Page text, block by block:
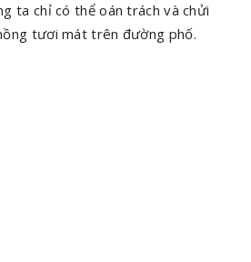
ta chỉ có thể oán trách và chửi
tươi mát trên đường phố.